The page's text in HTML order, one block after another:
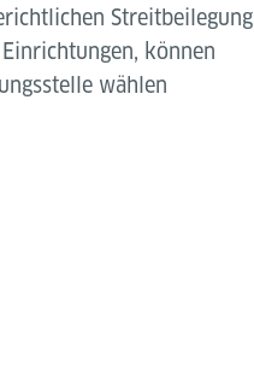
Streitbeilegung
können
wählen